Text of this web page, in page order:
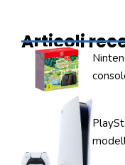
Articoli